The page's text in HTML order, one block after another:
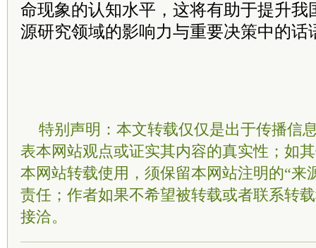
命现象的认知水平，这将有助于提升我
源研究领域的影响力与重要决策中的话
特别声明：本文转载仅仅是出于传播信
表本网站观点或证实其内容的真实性；如
本网站转载使用，须保留本网站注明的“来
责任；作者如果不希望被转载或者联系转
接洽。